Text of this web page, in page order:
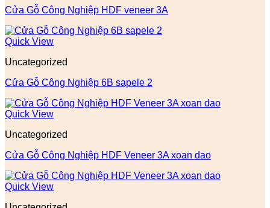
Cửa Gỗ Công Nghiệp HDF veneer 3A
Quick View
Uncategorized
Cửa Gỗ Công Nghiệp 6B sapele 2
Quick View
Uncategorized
Cửa Gỗ Công Nghiệp HDF Veneer 3A xoan dao
Quick View